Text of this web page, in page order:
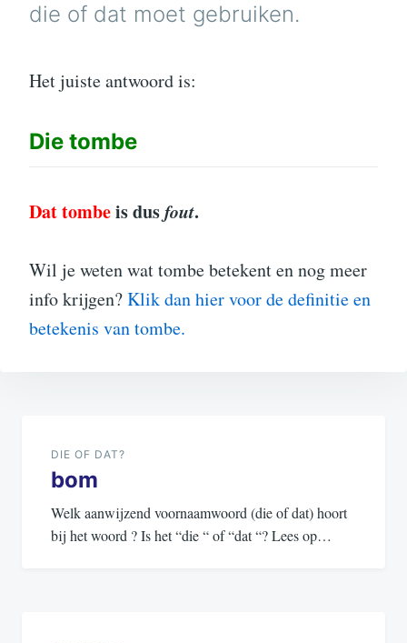
die of dat moet gebruiken.
Het juiste antwoord is:
Die tombe
Dat tombeis dusfout.
Wil je weten wat tombe betekent en nog meer
info krijgen?Klik dan hier voor de definitie en
betekenis van tombe.
navigatie
DIE OF DAT?
bom
Welk aanwijzend voornaamwoord (die of dat) hoort
bij het woord ? Is het “die “ of “dat “? Lees op…